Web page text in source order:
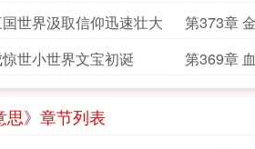
世界汲取信仰迅速壮大
第373章
世小世界文宝初诞
第369章
思》章节列表